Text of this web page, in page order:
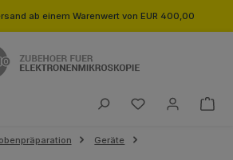
ab einem Warenwert von EUR 400,00
Du hast 0
Geräte